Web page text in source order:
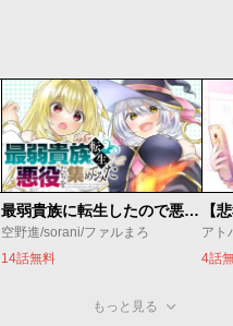
最弱貴族に転生したので悪役たちを集めてみた
空野進/sorani/ファルまろ
14話無料
アト
4話
もっと見る